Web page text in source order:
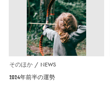
そのほか NEWS
2024年前半の運勢